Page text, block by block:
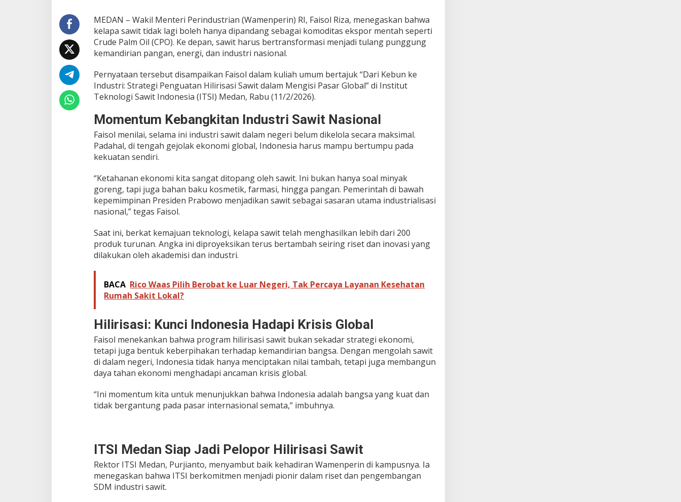
i
z
a
a
a
t
y
a
S
w
i
J
a
d
i
P
a
r
m
a
n
r
a
n
I
n
s
t
a
n
P
n
g
MEDAN – Wakil Menteri Perindustrian (Wamenperin) RI, Faisol Riza, menegaskan bahwa
kelapa sawit tidak lagi boleh hanya dipandang sebagai komoditas ekspor mentah seperti
Crude Palm Oil (CPO). Ke depan, sawit harus bertransformasi menjadi tulang punggung
kemandirian pangan, energi, dan industri nasional.
Pernyataan tersebut disampaikan Faisol dalam kuliah umum bertajuk “Dari Kebun ke
Industri: Strategi Penguatan Hilirisasi Sawit dalam Mengisi Pasar Global” di Institut
Teknologi Sawit Indonesia (ITSI) Medan, Rabu (11/2/2026).
Momentum Kebangkitan Industri Sawit Nasional
Faisol menilai, selama ini industri sawit dalam negeri belum dikelola secara maksimal.
Padahal, di tengah gejolak ekonomi global, Indonesia harus mampu bertumpu pada
kekuatan sendiri.
“Ketahanan ekonomi kita sangat ditopang oleh sawit. Ini bukan hanya soal minyak
goreng, tapi juga bahan baku kosmetik, farmasi, hingga pangan. Pemerintah di bawah
kepemimpinan Presiden Prabowo menjadikan sawit sebagai sasaran utama industrialisasi
nasional,” tegas Faisol.
Saat ini, berkat kemajuan teknologi, kelapa sawit telah menghasilkan lebih dari 200
produk turunan. Angka ini diproyeksikan terus bertambah seiring riset dan inovasi yang
dilakukan oleh akademisi dan industri.
BACA Rico Waas Pilih Berobat ke Luar Negeri, Tak Percaya Layanan Kesehatan
Rumah Sakit Lokal?
Hilirisasi: Kunci Indonesia Hadapi Krisis Global
Faisol menekankan bahwa program hilirisasi sawit bukan sekadar strategi ekonomi,
tetapi juga bentuk keberpihakan terhadap kemandirian bangsa. Dengan mengolah sawit
di dalam negeri, Indonesia tidak hanya menciptakan nilai tambah, tetapi juga membangun
daya tahan ekonomi menghadapi ancaman krisis global.
“Ini momentum kita untuk menunjukkan bahwa Indonesia adalah bangsa yang kuat dan
tidak bergantung pada pasar internasional semata,” imbuhnya.
ITSI Medan Siap Jadi Pelopor Hilirisasi Sawit
Rektor ITSI Medan, Purjianto, menyambut baik kehadiran Wamenperin di kampusnya. Ia
menegaskan bahwa ITSI berkomitmen menjadi pionir dalam riset dan pengembangan
SDM industri sawit.